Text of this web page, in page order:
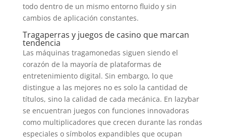
todo dentro de un mismo entorno fluido y sin
cambios de aplicación constantes.
Tragaperras y juegos de casino que marcan
tendencia
Las máquinas tragamonedas siguen siendo el
corazón de la mayoría de plataformas de
entretenimiento digital. Sin embargo, lo que
distingue a las mejores no es solo la cantidad de
títulos, sino la calidad de cada mecánica. En lazybar
se encuentran juegos con funciones innovadoras
como multiplicadores que crecen durante las rondas
especiales o símbolos expandibles que ocupan